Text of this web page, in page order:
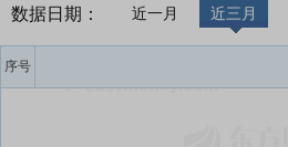
数据日期： 近一月 近三月
序号